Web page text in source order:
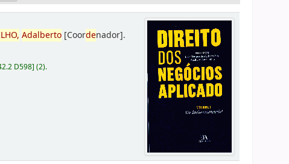
Adalberto [Coordenador].
D598](2).